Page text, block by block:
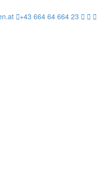
+43 664 64 664 23